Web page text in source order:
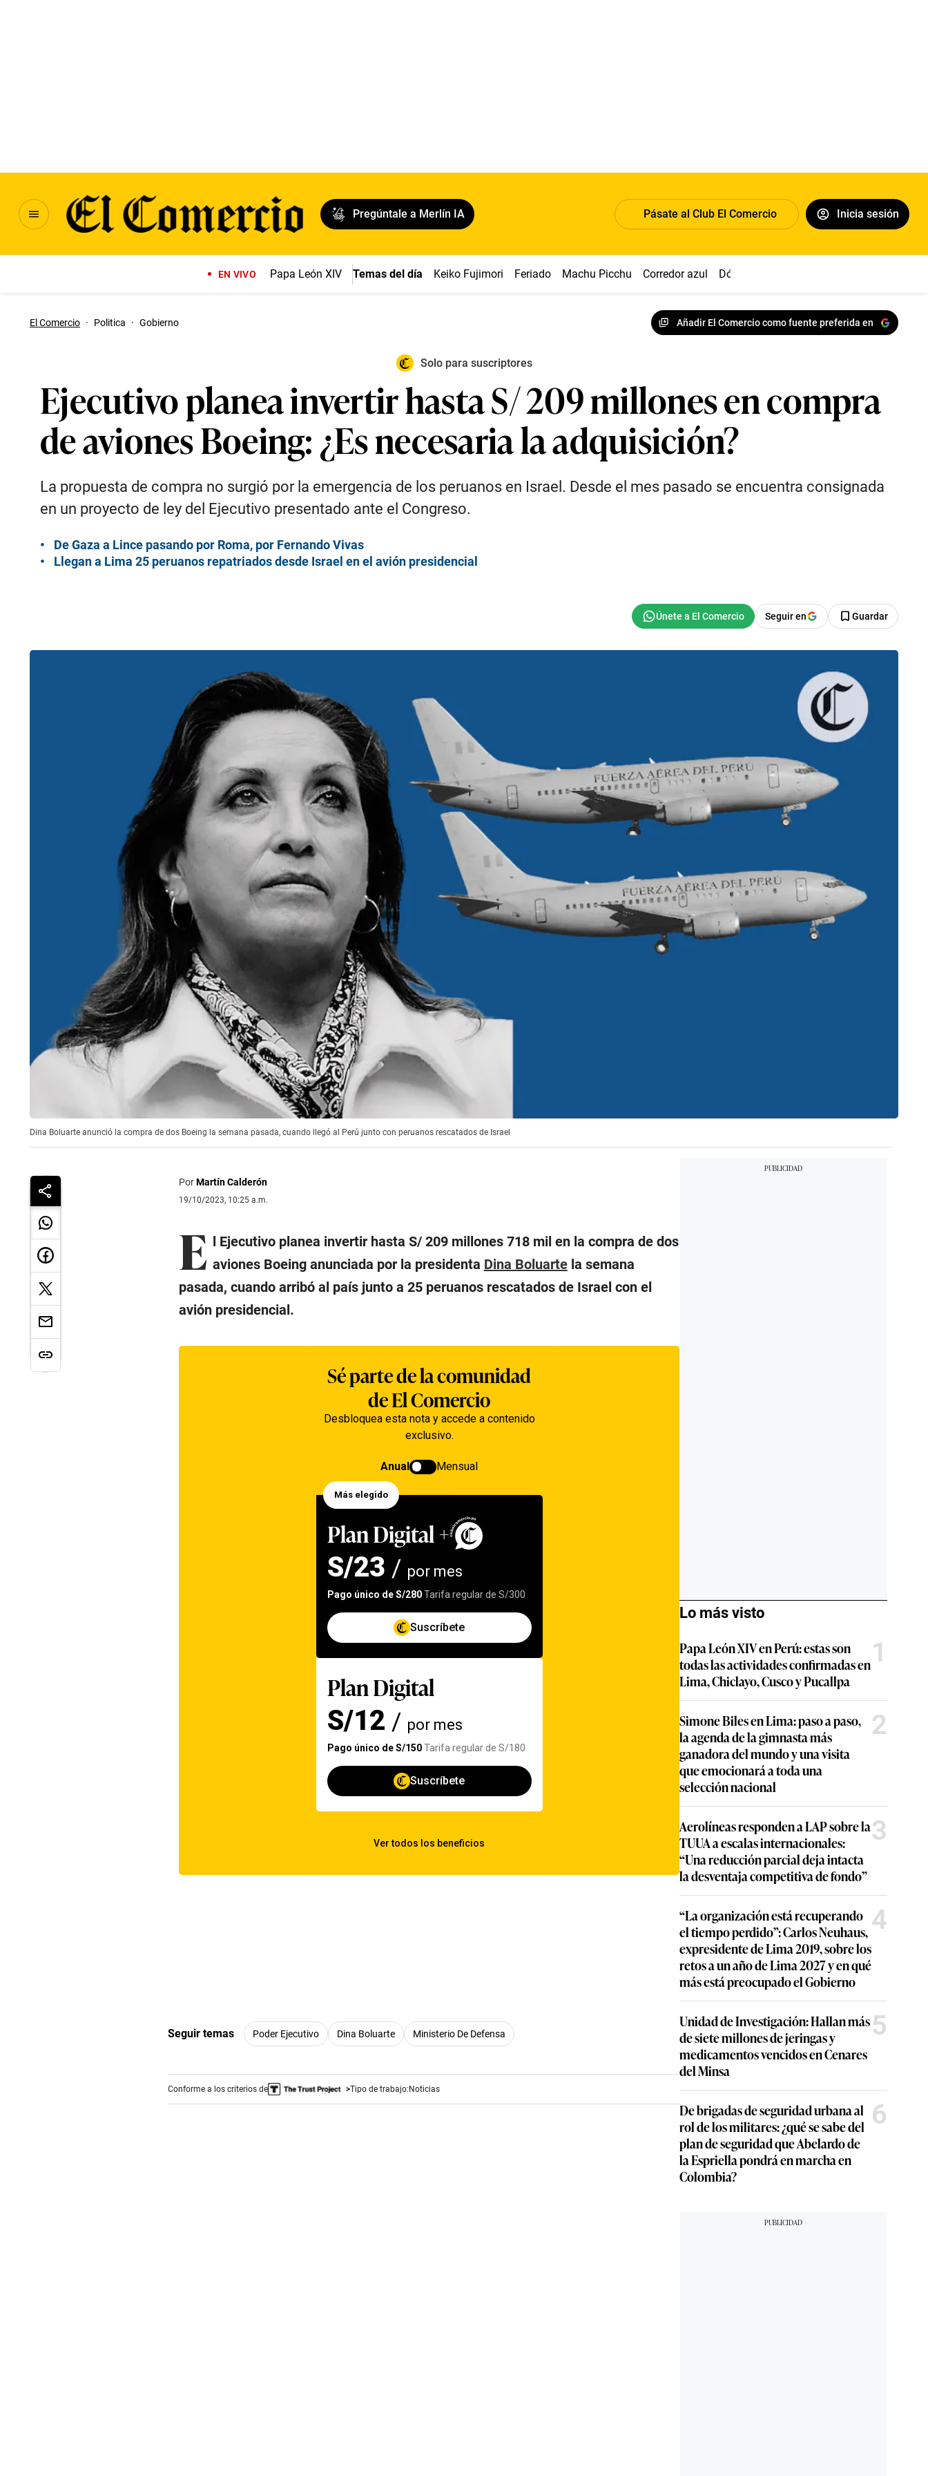
Pregúntale a Merlín IA Pásate al Club El Comercio Inicia sesión
EN VIVO Papa León XIV Temas del día Keiko Fujimori Feriado Machu Picchu Corredor azul Dólar
El Comercio · Politica · Gobierno Añadir El Comercio como fuente preferida en
Solo para suscriptores
Ejecutivo planea invertir hasta S/ 209 millones en compra
de aviones Boeing: ¿Es necesaria la adquisición?
La propuesta de compra no surgió por la emergencia de los peruanos en Israel. Desde el mes pasado se encuentra consignada
en un proyecto de ley del Ejecutivo presentado ante el Congreso.
De Gaza a Lince pasando por Roma, por Fernando Vivas
Llegan a Lima 25 peruanos repatriados desde Israel en el avión presidencial
Seguir en Guardar
Dina Boluarte anunció la compra de dos Boeing la semana pasada, cuando llegó al Perú junto con peruanos rescatados de Israel
PorMartín Calderón
19/10/2023, 10:25 a.m.
E l Ejecutivo planea invertir hasta S/ 209 millones 718 mil en la compra de dos
aviones Boeing anunciada por la presidenta Dina Boluartela semana
pasada, cuando arribó al país junto a 25 peruanos rescatados de Israel con el
avión presidencial.
Seguir temas Poder Ejecutivo Dina Boluarte Ministerio De Defensa
Conforme a los criterios de Tipo de trabajo:Noticias
Lo más visto
Papa León XIV en Perú: estas son
todas las actividades confirmadas en
Lima, Chiclayo, Cusco y Pucallpa
1
Simone Biles en Lima: paso a paso,
la agenda de la gimnasta más
ganadora del mundo y una visita
que emocionará a toda una
selección nacional
2
Aerolíneas responden a LAP sobre la
TUUA a escalas internacionales:
“Una reducción parcial deja intacta
la desventaja competitiva de fondo”
3
“La organización está recuperando
el tiempo perdido”: Carlos Neuhaus,
expresidente de Lima 2019, sobre los
retos a un año de Lima 2027 y en qué
más está preocupado el Gobierno
4
Unidad de Investigación: Hallan más
de siete millones de jeringas y
medicamentos vencidos en Cenares
del Minsa
5
De brigadas de seguridad urbana al
rol de los militares: ¿qué se sabe del
plan de seguridad que Abelardo de
la Espriella pondrá en marcha en
Colombia?
6